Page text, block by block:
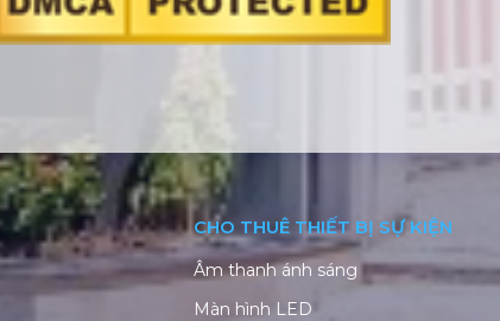
CHO THUÊ THIẾT BỊ SỰ KIỆN
Âm thanh ánh sáng
Màn hình LED